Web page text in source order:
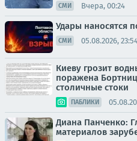
СМИ Вчера, 00:24
Удары наносятся
СМИ 05.08.2026,
Киеву грозит
поражена
столичные стоки
ПАБЛИКИ
Диана Панченко:
материалов